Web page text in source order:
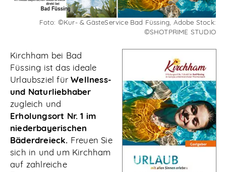
Foto: ©Kur- & GästeService Bad Füssing, Adobe Stock:
©SHOTPRIME STUDIO
Kirchham bei Bad
Füssing ist das ideale
Urlaubsziel fürWellness-
und Naturliebhaber
zugleich und
Erholungsort Nr. 1 im
niederbayerischen
Bäderdreieck. Freuen Sie
sich in und um Kirchham
auf zahlreiche